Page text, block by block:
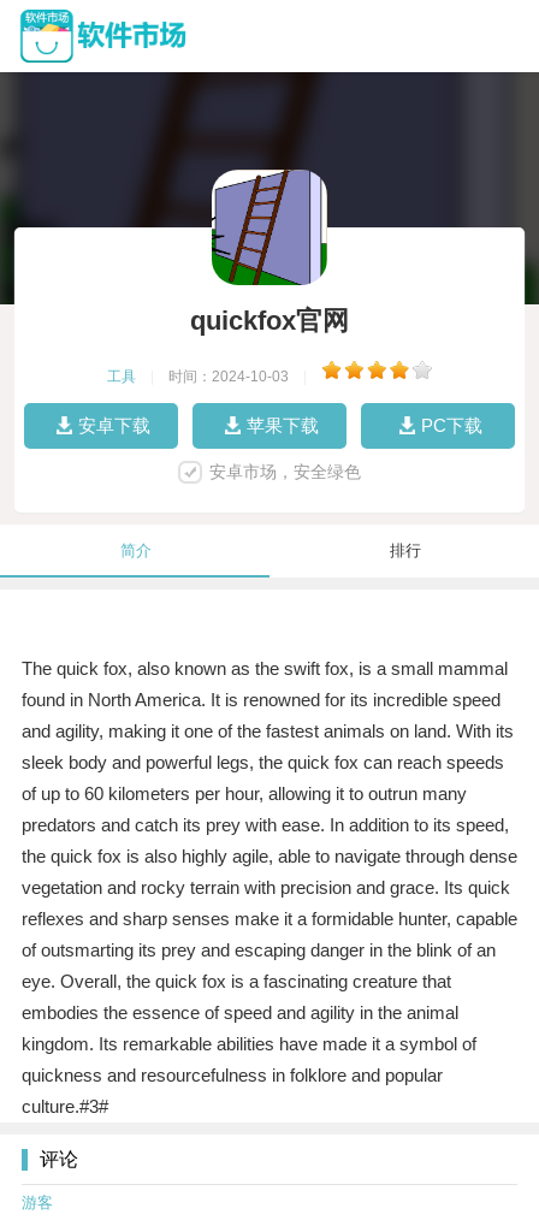
quickfox官网
工具 时间：2024-10-03
安卓下载 苹果下载 PC下载
安卓市场，安全绿色
简介 排行
The quick fox, also known as the swift fox, is a small mammal
found in North America. It is renowned for its incredible speed
and agility, making it one of the fastest animals on land. With its
sleek body and powerful legs, the quick fox can reach speeds
of up to 60 kilometers per hour, allowing it to outrun many
predators and catch its prey with ease. In addition to its speed,
the quick fox is also highly agile, able to navigate through dense
vegetation and rocky terrain with precision and grace. Its quick
reflexes and sharp senses make it a formidable hunter, capable
of outsmarting its prey and escaping danger in the blink of an
eye. Overall, the quick fox is a fascinating creature that
embodies the essence of speed and agility in the animal
kingdom. Its remarkable abilities have made it a symbol of
quickness and resourcefulness in folklore and popular
culture.#3#
评论
游客